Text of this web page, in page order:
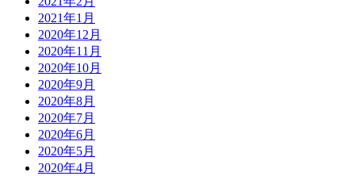
2021年1月
2020年12月
2020年11月
2020年10月
2020年9月
2020年8月
2020年7月
2020年6月
2020年5月
2020年4月